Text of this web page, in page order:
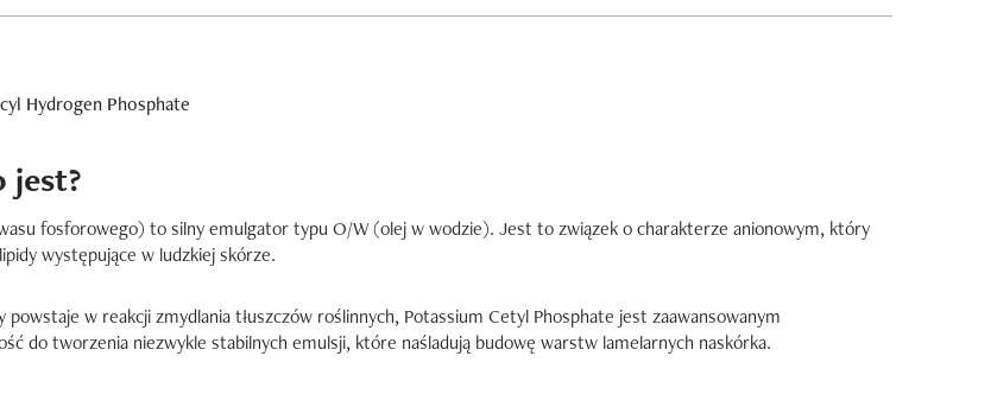
Hydrogen Phosphate
jest?
fosforowego) to silny emulgator typu O/W (olej w wodzie). Jest to związek o charakterze anionowym, który
występujące w ludzkiej skórze.
w reakcji zmydlania tłuszczów roślinnych, Potassium Cetyl Phosphate jest zaawansowanym
do tworzenia niezwykle stabilnych emulsji, które naśladują budowę warstw lamelarnych naskórka.